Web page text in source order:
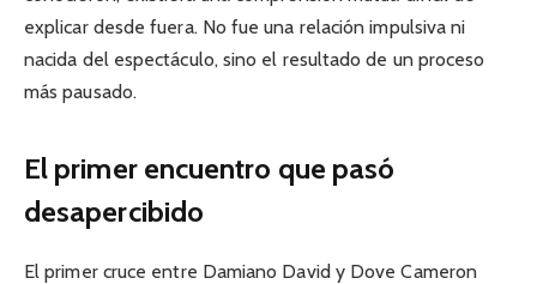
explicar desde fuera. No fue una relación impulsiva ni
nacida del espectáculo, sino el resultado de un proceso
más pausado.
El primer encuentro que pasó
desapercibido
El primer cruce entre Damiano David y Dove Cameron